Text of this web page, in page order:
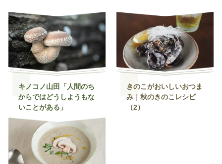
キノコノ山田「人間のち
からではどうしようもな
いことがある」
きのこがおいしいおつま
み｜秋のきのこレシピ
（2）